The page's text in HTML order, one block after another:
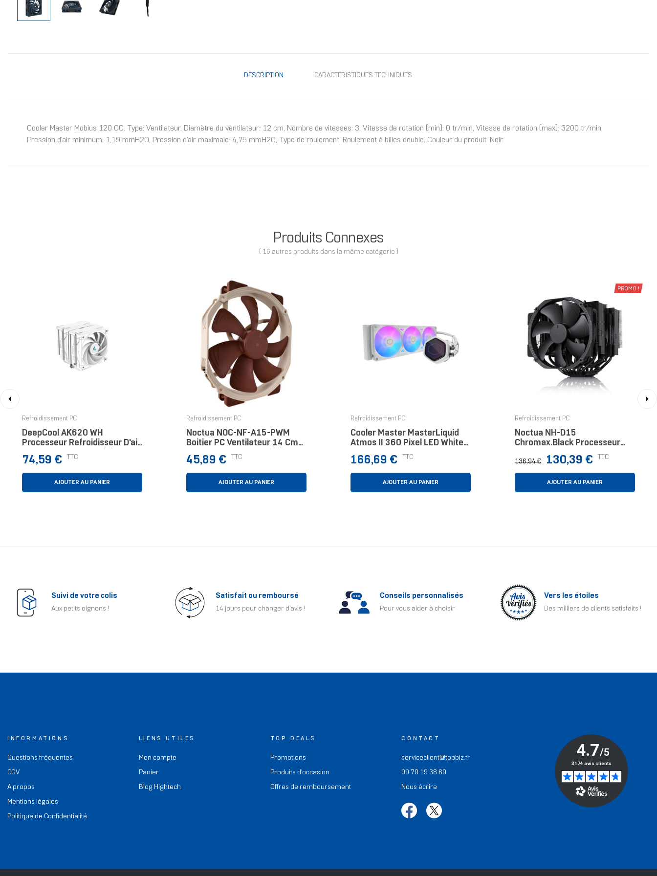
DESCRIPTION CARACTÉRISTIQUES TECHNIQUES
Cooler Master Mobius 120 OC. Type: Ventilateur, Diamètre du ventilateur: 12 cm, Nombre de vitesses: 3, Vitesse de rotation (min): 0 tr/min, Vitesse de rotation (max): 3200 tr/min,
Pression d'air minimum: 1,19 mmH2O, Pression d'air maximale: 4,75 mmH2O, Type de roulement: Roulement à billes double. Couleur du produit: Noir
Produits Connexes
( 16 autres produits dans la même catégorie )
Refroidissement PC
DeepCool AK620 WH
Processeur Refroidisseur D'air
12 Cm Blanc 1 Pièce(s)
Prix
74,59 € TTC
AJOUTER AU PANIER
Refroidissement PC
Noctua NOC-NF-A15-PWM
Boitier PC Ventilateur 14 Cm
Beige, Marron 1 Pièce(s)
Prix
45,89 € TTC
AJOUTER AU PANIER
Refroidissement PC
Cooler Master MasterLiquid
Atmos II 360 Pixel LED White
Processeur Kit Watercooling
12 Cm Blanc 1 Pièce(s)
Prix
166,69 € TTC
AJOUTER AU PANIER
PROMO !
Refroidissement PC
Noctua NH-D15
Chromax.black Processeur
Refroidisseur 15 Cm Noir
Prix
normal
136,94 € Prix
130,39 € TTC
AJOUTER AU PANIER
Suivi de votre colis
Aux petits oignons !
Satisfait ou remboursé
14 jours pour changer d'avis !
Conseils personnalisés
Pour vous aider à choisir
Vers les étoiles
Des milliers de clients satisfaits !
INFORMATIONS
Questions fréquentes
CGV
A propos
Mentions légales
Politique de Confidentialité
LIENS UTILES
Mon compte
Panier
Blog Hightech
TOP DEALS
Promotions
Produits d'occasion
Offres de remboursement
CONTACT
serviceclient@topbiz.fr
09 70 19 38 69
Nous écrire